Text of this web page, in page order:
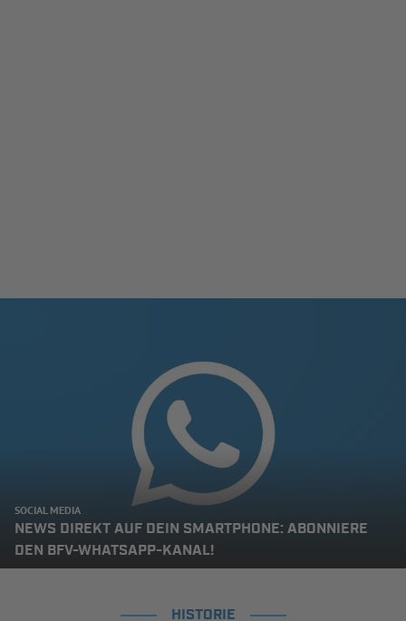
SOCIAL MEDIA
NEWS DIREKT AUF DEIN SMARTPHONE: ABONNIERE
DEN BFV-WHATSAPP-KANAL!
HISTORIE